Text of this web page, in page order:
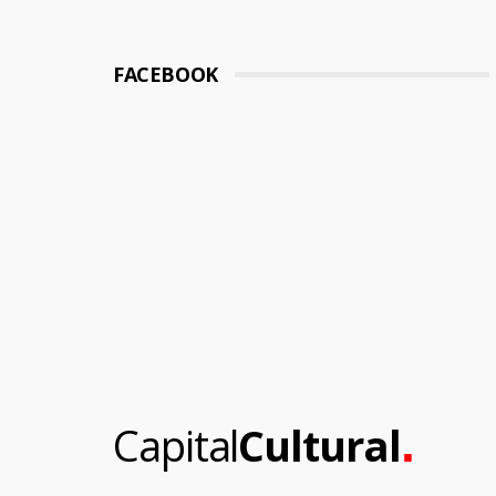
FACEBOOK
CapitalCultural.